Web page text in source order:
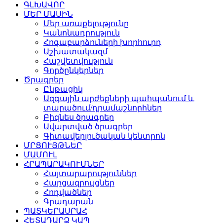
ԳԼԽԱՎՈՐ
ՄԵՐ ՄԱՍԻՆ
Մեր առաքելությունը
Կանոնադրություն
Հոգաբարձուների խորհուրդ
Աշխատակազմ
Հաշվետվություն
Գործընկերներ
Ծրագրեր
Ընթացիկ
Ազգային արժեքների պահպանում և
տարածում/դրամաշնորհներ
Բիզնես ծրագրեր
Ավարտված ծրագրեր
Գիտավերլուծական կենտրոն
ՄՐՑՈՒՅԹՆԵՐ
ՄԱՄՈՒԼ
ՀՐԱՊԱՐԱԿՈՒՄՆԵՐ
Հայտարարություններ
Հարցազրույցներ
Հոդվածներ
Գրադարան
ՊԱՏԿԵՐԱՍՐԱՀ
ՀԵՏԱԴԱՐՁ ԿԱՊ